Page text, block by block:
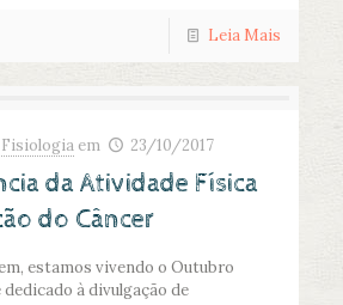
Leia Mais
Fisiologia em 23/10/2017
da Atividade Física
do Câncer
estamos vivendo o Outubro
dedicado à divulgação de